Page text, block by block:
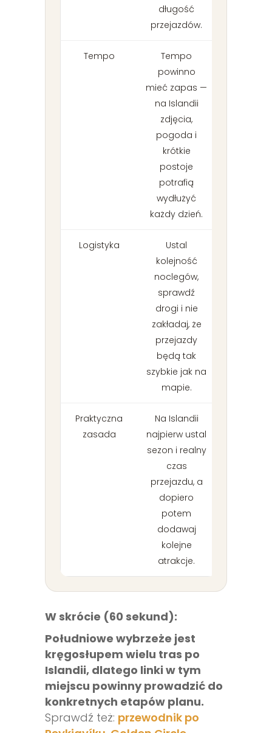
długość
przejazdów.
Tempo
Tempo
powinno
mieć zapas —
na Islandii
zdjęcia,
pogoda i
krótkie
postoje
potrafią
wydłużyć
każdy dzień.
Logistyka
Ustal
kolejność
noclegów,
sprawdź
drogi i nie
zakładaj, że
przejazdy
będą tak
szybkie jak na
mapie.
Praktyczna
zasada
Na Islandii
najpierw ustal
sezon i realny
czas
przejazdu, a
dopiero
potem
dodawaj
kolejne
atrakcje.
W skrócie (60 sekund):
Południowe wybrzeże jest
kręgosłupem wielu tras po
Islandii, dlatego linki w tym
miejscu powinny prowadzić do
konkretnych etapów planu.
Sprawdź też: przewodnik po